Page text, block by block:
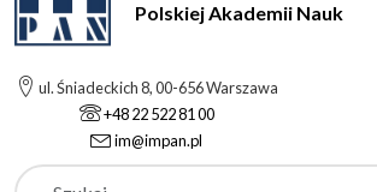
Polskiej Akademii Nauk
ul. Śniadeckich 8, 00-656 Warszawa
+48 22 522 81 00
im@impan.pl
Szukaj